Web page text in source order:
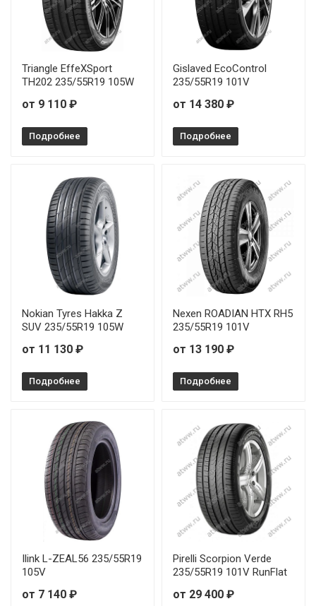
Triangle EffeXSport
TH202 235/55R19 105W
от 9 110 ₽
Подробнее
Gislaved EcoControl
235/55R19 101V
от 14 380 ₽
Подробнее
Nokian Tyres Hakka Z
SUV 235/55R19 105W
от 11 130 ₽
Подробнее
Nexen ROADIAN HTX RH5
235/55R19 101V
от 13 190 ₽
Подробнее
Ilink L-ZEAL56 235/55R19
105V
от 7 140 ₽
Pirelli Scorpion Verde
235/55R19 101V RunFlat
от 29 400 ₽